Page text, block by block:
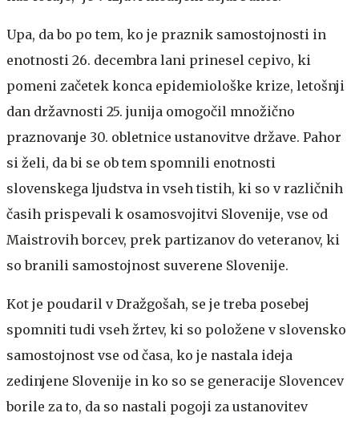
Upa, da bo po tem, ko je praznik samostojnosti in
enotnosti 26. decembra lani prinesel cepivo, ki
pomeni začetek konca epidemiološke krize, letošnji
dan državnosti 25. junija omogočil množično
praznovanje 30. obletnice ustanovitve države. Pahor
si želi, da bi se ob tem spomnili enotnosti
slovenskega ljudstva in vseh tistih, ki so v različnih
časih prispevali k osamosvojitvi Slovenije, vse od
Maistrovih borcev, prek partizanov do veteranov, ki
so branili samostojnost suverene Slovenije.
Kot je poudaril v Dražgošah, se je treba posebej
spomniti tudi vseh žrtev, ki so položene v slovensko
samostojnost vse od časa, ko je nastala ideja
zedinjene Slovenije in ko so se generacije Slovencev
borile za to, da so nastali pogoji za ustanovitev